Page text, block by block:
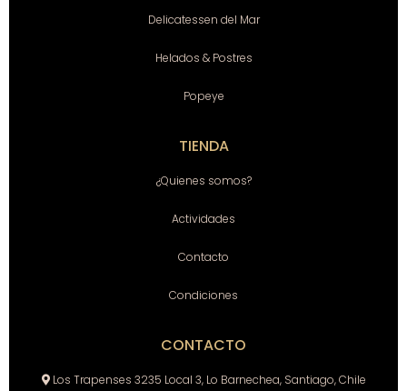
Delicatessen del Mar
Helados & Postres
Popeye
TIENDA
¿Quienes somos?
Actividades
Contacto
Condiciones
CONTACTO
Los Trapenses 3235 Local 3, Lo Barnechea, Santiago, Chile